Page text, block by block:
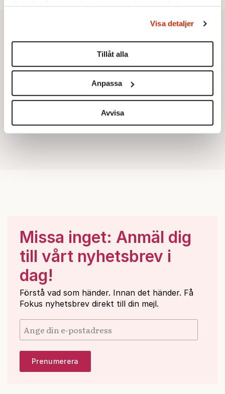
Du kan ändra eller dra tillbaka ditt samtycke när som
helst från cookie-förklaringen.
Vi använder enhetsidentifierare för att anpassa innehållet
för sociala medier och analysera vår trafik. Vi
vidarebefordrar även sådana identifierare och annan
information från din enhet till de sociala medier och
annons- och analysföretag som vi samarbetar med.
Dessa kan i sin tur kombinera informationen med annan
Visa detaljer
Tillåt alla
Anpassa
Avvisa
Missa inget: Anmäl dig
till vårt nyhetsbrev i
dag!
Förstå vad som händer. Innan det händer. Få
Fokus nyhetsbrev direkt till din mejl.